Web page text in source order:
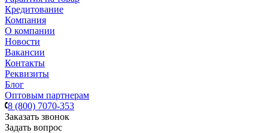
Кредитование
Компания
О компании
Новости
Вакансии
Контакты
Реквизиты
Блог
Оптовым партнерам
8 (800) 7070-353
Заказать звонок
Задать вопрос